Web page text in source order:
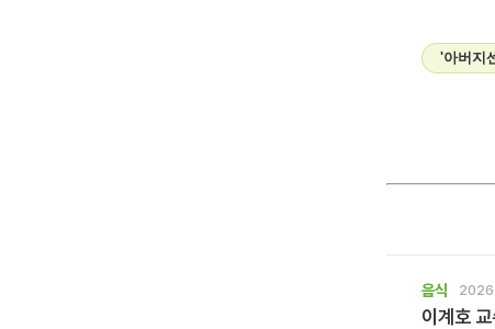
'아버지
음식
이계호